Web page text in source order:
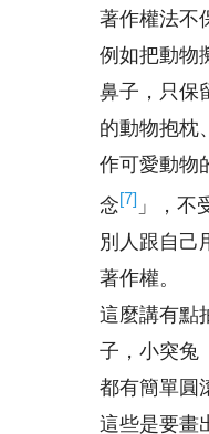
著作權法不
例如把動物
鼻子，只保
的動物抱枕
作可愛動物
念[7] 」，不
別人跟自己
著作權。
這麼講有點
子，小突兔
都有簡單圓
這些是要畫